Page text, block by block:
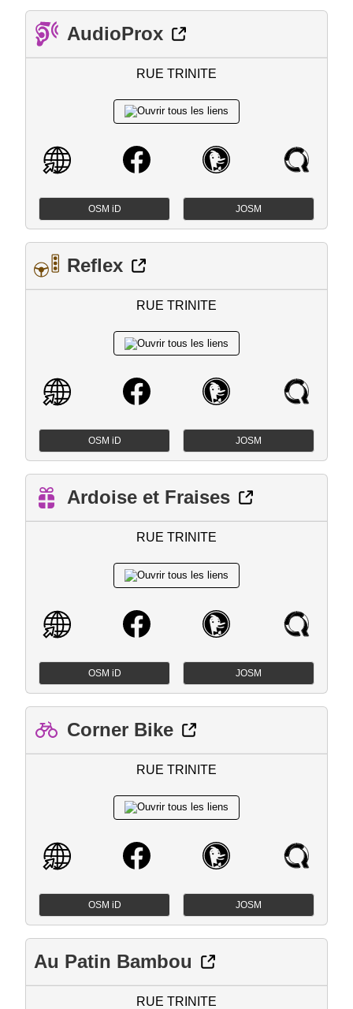
AudioProx
RUE TRINITE
OSM iD JOSM
Reflex
RUE TRINITE
OSM iD JOSM
Ardoise et Fraises
RUE TRINITE
OSM iD JOSM
Corner Bike
RUE TRINITE
OSM iD JOSM
Au Patin Bambou
RUE TRINITE